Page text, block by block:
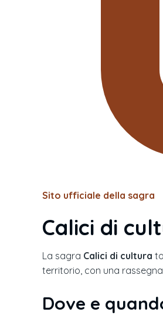
Sito ufficiale della sagra
Calici di
La sagra Calici di cultura
territorio, con una
Dove e